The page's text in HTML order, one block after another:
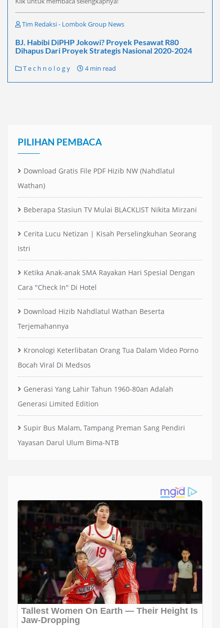
Tim Redaksi - Lombok Group News
BJ. Habibi DiPHP Jokowi? Proyek Pesawat R80
Dihapus Dari Proyek Strategis Nasional 2020-2024
T e c h n o l o g y 4 min read
PILIHAN PEMBACA
Download Gratis File PDF Hizib NW (Nahdlatul
Wathan)
Beberapa Stasiun TV Mulai BLACKLIST Nikita Mirzani
Cerita Lucu Netizan | Kisah Perselingkuhan Seorang
Istri
Ketika Anak-anak SMA Rayakan Hari Spesial Dengan
Cara "Check In" Di Hotel
Download Hizib Nahdlatul Wathan Beserta
Terjemahannya
Kronologi Keterlibatan Orang Tua Dalam Video Porno
Bocah Viral Di Medsos
Generasi Yang Lahir Tahun 1960-80an Adalah
Generasi Limited Edition
Supir Bus Malam, Tampang Preman Sang Pendiri
Yayasan Darul Ulum Bima-NTB